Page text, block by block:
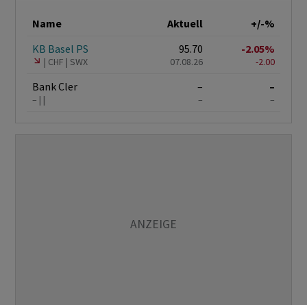
Name Aktuell
+/-%
KB Basel PS
CHF SWX
95.70
07.08.26
-2.05%
-2.00
Bank Cler
–
–
–
–
–